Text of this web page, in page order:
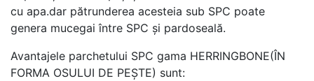
cu apa.dar pătrunderea acesteia sub SPC poate
genera mucegai între SPC și pardoseală.
Avantajele parchetului SPC gama HERRINGBONE(ÎN
FORMA OSULUI DE PEȘTE) sunt: